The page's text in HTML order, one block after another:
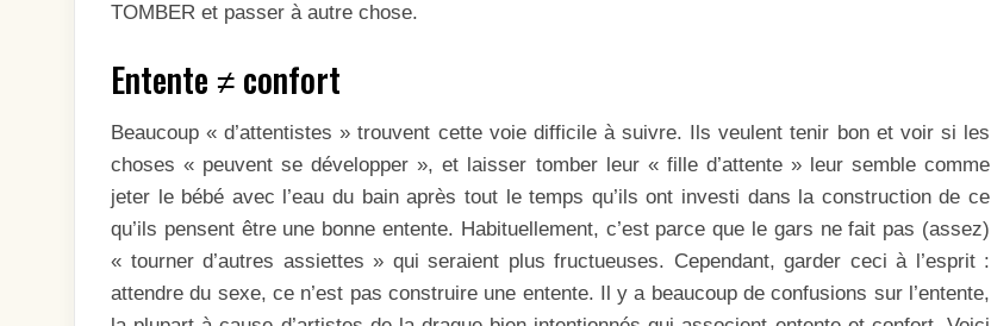
TOMBER et passer à autre chose.
Entente ≠ confort
Beaucoup « d’attentistes » trouvent cette voie difficile à suivre. Ils veulent tenir bon et voir si les
choses « peuvent se développer », et laisser tomber leur « fille d’attente » leur semble comme
jeter le bébé avec l’eau du bain après tout le temps qu’ils ont investi dans la construction de ce
qu’ils pensent être une bonne entente. Habituellement, c’est parce que le gars ne fait pas (assez)
« tourner d’autres assiettes » qui seraient plus fructueuses. Cependant, garder ceci à l’esprit :
attendre du sexe, ce n’est pas construire une entente. Il y a beaucoup de confusions sur l’entente,